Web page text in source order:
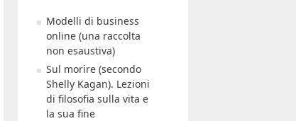
Modelli di business
online (una raccolta
non esaustiva)
Sul morire (secondo
Shelly Kagan). Lezioni
di filosofia sulla vita e
la sua fine